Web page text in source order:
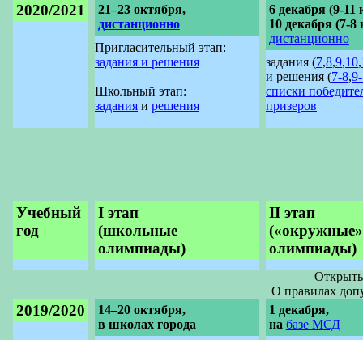
2020/2021
21–23 октября,
дистанционно
Пригласительный этап:
задания и решения
Школьный этап:
задания и решения
6 декабря (9-11
10 декабря (7-8
дистанционно
задания (7,8,9,10,
и решения (7-8,
списки
призеров
Учебный
год
I этап
(школьные
олимпиады)
II этап
(«окружные»
олимпиады)
О правилах
2019/2020
14–20 октября,
в школах города
1 декабря,
на базе МСД